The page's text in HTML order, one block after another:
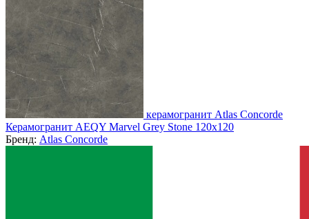
керамогранит Atlas Concorde
Керамогранит AEQY Marvel Grey Stone 120x120
Бренд: Atlas Concorde